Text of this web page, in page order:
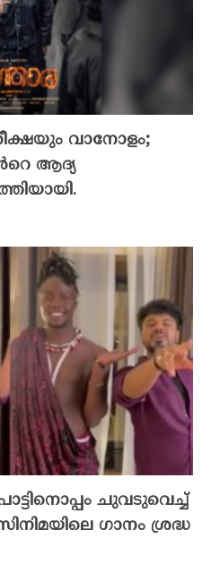
വാനോളം;
ആദ്യ
ചുവടുവെച്ച്
ഗാനം ശ്രദ്ധ